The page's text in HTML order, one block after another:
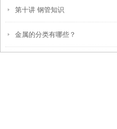
第十讲 钢管知识
金属的分类有哪些？